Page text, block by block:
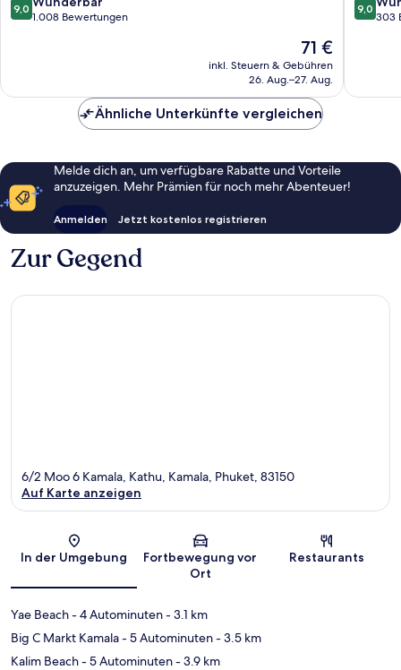
Beach
von
9,0
1.008 Bewertungen
Der
Preis
beträgt
71 €
inkl. Steuern & Gebühren
26. Aug.–27. Aug.
von
9,0
303
Ähnliche Unterkünfte vergleichen
Melde dich an, um verfügbare Rabatte und Vorteile
anzuzeigen. Mehr Prämien für noch mehr Abenteuer!
Anmelden Jetzt kostenlos registrieren
Zur Gegend
Karte
6/2 Moo 6 Kamala, Kathu, Kamala, Phuket, 83150
Auf Karte anzeigen
In der Umgebung
Fortbewegung vor
Ort
Restaurants
Yae Beach- 4 Autominuten- 3.1 km
Big C Markt Kamala- 5 Autominuten- 3.5 km
Kalim Beach- 5 Autominuten- 3.9 km